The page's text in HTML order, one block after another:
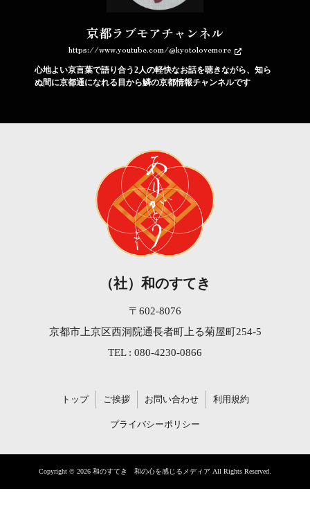
京都ラブモアチャンネル
https://www.youtube.com/@kyotolovemore
心地よい京言葉で語り合う2人の軽快なお話を聴きながら、知ら
ぬ間に京都通になれる目から鱗の京都情報チャンネルです
（社）和のすてき
〒602-8076
京都市上京区西洞院通長者町上る菊屋町254-5
TEL : 080-4230-0866
トップ ご挨拶 お問い合わせ 利用規約
プライバシーポリシー
Copyright © 2026 和のすてき 和の心を感じるメディア All Rights Reserved.